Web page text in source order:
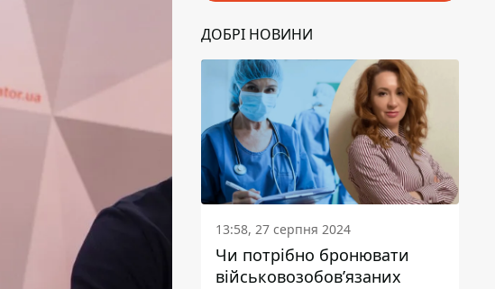
ДОБРІ НОВИНИ
13:58, 27 серпня 2024
Чи потрібно бронювати
військовозобов’язаних